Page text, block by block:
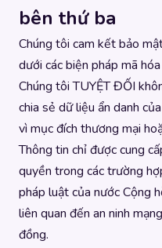
bên thứ ba
Chúng tôi cam kết bảo
dưới các biện pháp mã
Chúng tôi TUYỆT ĐỐI
chia sẻ dữ liệu ẩn danh
vì mục đích thương mại
Thông tin chỉ được cung
quyền trong các trường
pháp luật của nước Cộng
liên quan đến an ninh
đồng.